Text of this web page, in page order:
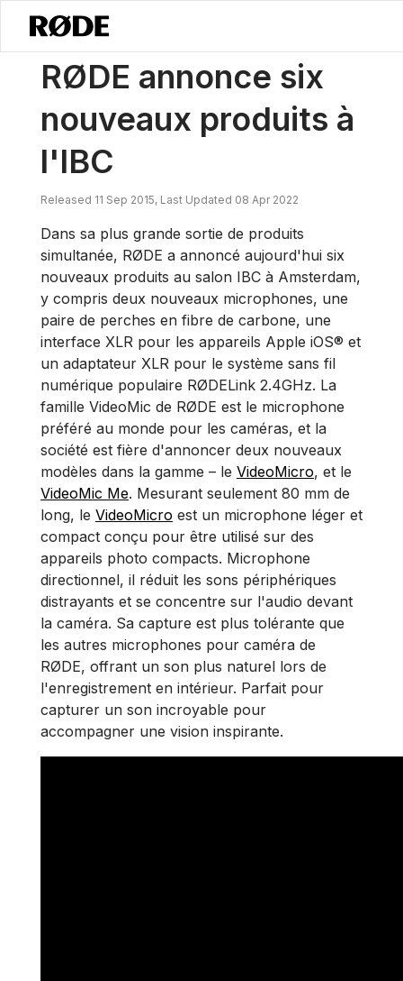
Nouvelles / RØDE Annonce Six Nouveaux Produits Au IBC
RØDE annonce six
nouveaux produits à
l'IBC
Released 11 Sep 2015, Last Updated 08 Apr 2022
Dans sa plus grande sortie de produits
simultanée, RØDE a annoncé aujourd'hui six
nouveaux produits au salon IBC à Amsterdam,
y compris deux nouveaux microphones, une
paire de perches en fibre de carbone, une
interface XLR pour les appareils Apple iOS® et
un adaptateur XLR pour le système sans fil
numérique populaire RØDELink 2.4GHz. La
famille VideoMic de RØDE est le microphone
préféré au monde pour les caméras, et la
société est fière d'annoncer deux nouveaux
modèles dans la gamme – le VideoMicro, et le
VideoMic Me. Mesurant seulement 80 mm de
long, le VideoMicro est un microphone léger et
compact conçu pour être utilisé sur des
appareils photo compacts. Microphone
directionnel, il réduit les sons périphériques
distrayants et se concentre sur l'audio devant
la caméra. Sa capture est plus tolérante que
les autres microphones pour caméra de
RØDE, offrant un son plus naturel lors de
l'enregistrement en intérieur. Parfait pour
capturer un son incroyable pour
accompagner une vision inspirante.